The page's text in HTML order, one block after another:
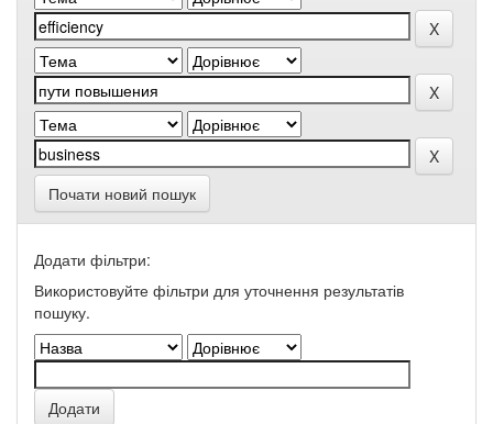
Почати новий пошук
Додати фільтри:
Використовуйте фільтри для уточнення результатів
пошуку.